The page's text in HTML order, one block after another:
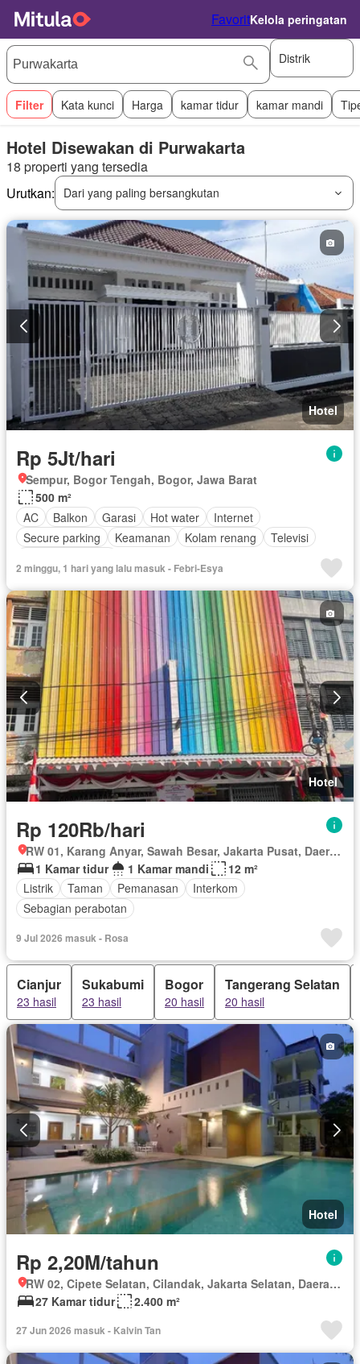
FavoritKelola peringatan
Distrik
Filter Kata kunci Harga kamar tidur kamar mandi
Hotel Disewakan di Purwakarta
18 properti yang tersedia
Urutkan:
Dari yang paling bersangkutan
Hotel
Rp 5Jt/hari
Sempur, Bogor Tengah, Bogor, Jawa Barat
500 m²
AC
Balkon Garasi Hot water
Internet
Secure parking
Keamanan Kolam renang
Televisi
2 minggu, 1 hari yang lalu masuk - Febri-Esya
Hotel
Rp 120Rb/hari
RW 01, Karang Anyar, Sawah Besar, Jakarta Pusat, Daerah Khusus Ibukota Jakarta
1 Kamar tidur
1 Kamar mandi
12 m²
Listrik
Taman Pemanasan
Interkom
Sebagian perabotan
9 Jul 2026 masuk - Rosa
Cianjur
23 hasil
Sukabumi
23 hasil
Bogor
20 hasil
Tangerang Selatan
20 hasil
Hotel
Rp 2,20M/tahun
RW 02, Cipete Selatan, Cilandak, Jakarta Selatan, Daerah Khusus Ibukota Jakarta
27 Kamar tidur
2.400 m²
27 Jun 2026 masuk - Kalvin Tan